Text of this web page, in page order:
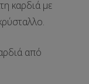
καρδιά με
από